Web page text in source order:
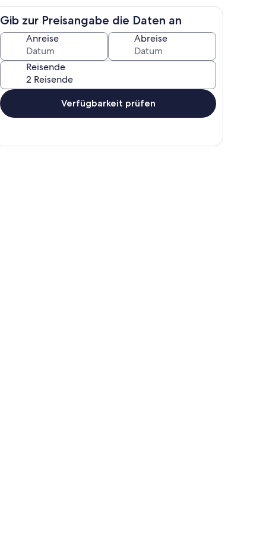
Eigene Küche
Gib zur Preisangabe die Daten an
Anreise Abreise
Reisende
Verfügbarkeit prüfen